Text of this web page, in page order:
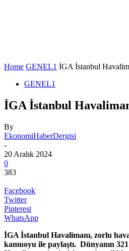
Home GENEL1 İGA İstanbul
GENEL1
İGA İstanbul
By
EkonomiHaberDergisi
-
20 Aralık 2024
0
383
Facebook
Twitter
Pinterest
WhatsApp
İGA İstanbul Havalimanı, zorlu
kamuoyu ile paylaştı. Dünyanın